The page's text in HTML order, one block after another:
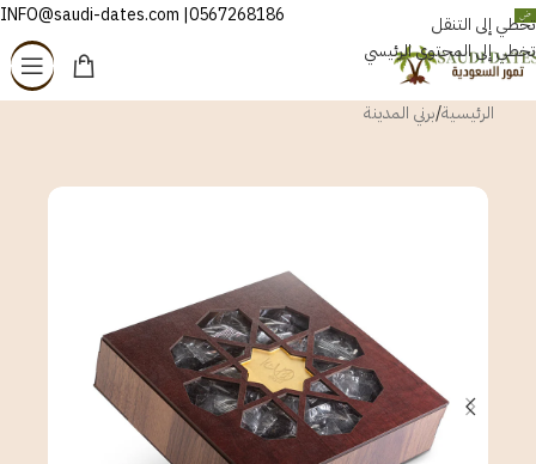
تخطي إلى التنقل
تخطي إلى المحتوى الرئيسي
العربية 0567268186| INFO@saudi-dates.com
الرئيسية/برني المدينة